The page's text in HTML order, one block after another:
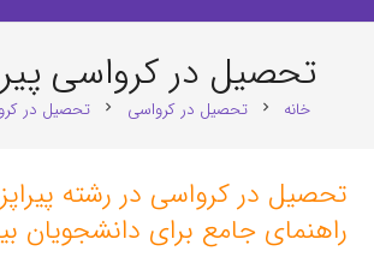
تحصیل در کرواسی
خانه chevron_right تحصیل در کرواسی chevron_right تحصیل در
تحصیل در کرواسی در رشته
راهنمای جامع برای دانشجویان